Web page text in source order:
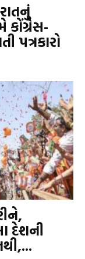
કોંગ્રેસ-
પત્રકારો
દેશની